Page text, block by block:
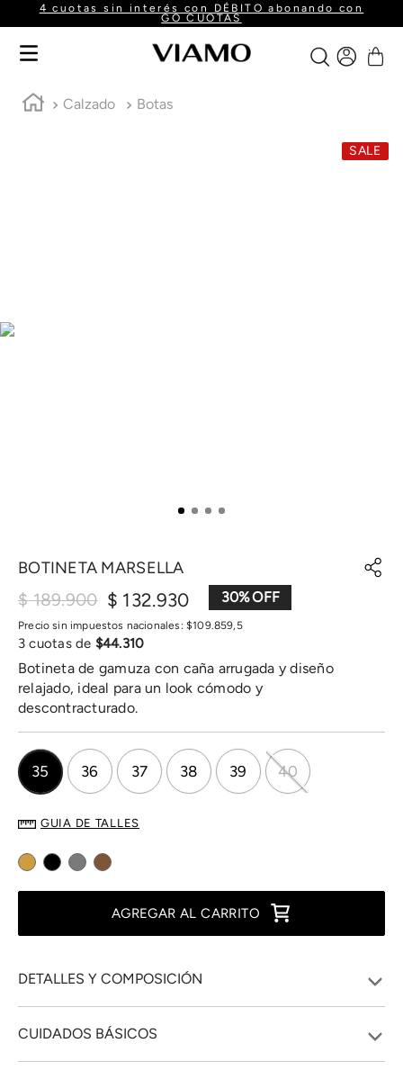
Envío gratis a partir de $160.000
Calzado Botas
SALE
BOTINETA MARSELLA
$ 132.930
$ 189.900 30%
Precio sin impuestos nacionales: $109.859, 5
3 cuotas de $44.310
Botineta de gamuza con caña arrugada y diseño
relajado, ideal para un look cómodo y
descontracturado.
35 36 37 38 39 40
GUIA DE TALLES
AGREGAR AL CARRITO
DETALLES Y COMPOSICIÓN
CUIDADOS BÁSICOS